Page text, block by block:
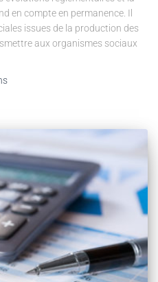
en compte en permanence. Il
issues de la production des
aux organismes sociaux